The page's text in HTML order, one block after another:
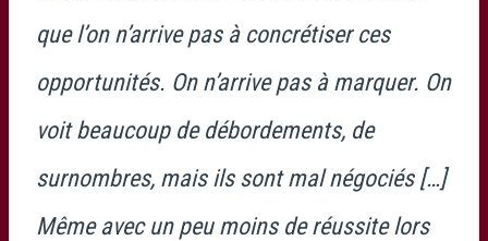
que l’on n’arrive pas à concrétiser ces
opportunités. On n’arrive pas à marquer. On
voit beaucoup de débordements, de
surnombres, mais ils sont mal négociés […]
Même avec un peu moins de réussite lors